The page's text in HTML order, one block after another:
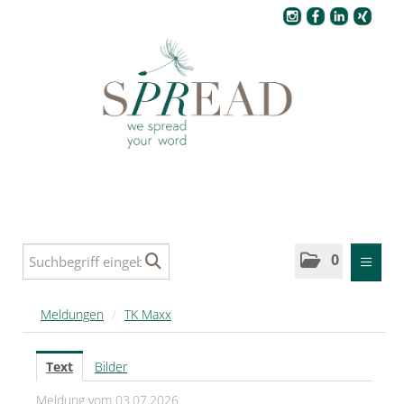
0
MELDUNGEN
SPREAD
SPREAD Medleys für Deutschland
Meldungen / TK Maxx
Text
Bilder
Meldung vom 03.07.2026